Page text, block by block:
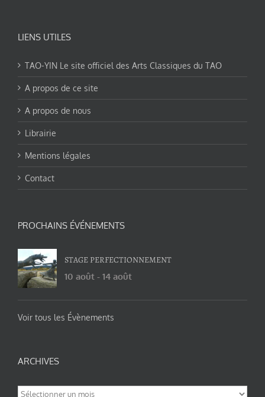
LIENS UTILES
TAO-YIN Le site officiel des Arts Classiques du TAO
A propos de ce site
A propos de nous
Librairie
Mentions légales
Contact
PROCHAINS ÉVÉNEMENTS
STAGE PERFECTIONNEMENT
10 août - 14 août
Voir tous les Évènements
ARCHIVES
Archives